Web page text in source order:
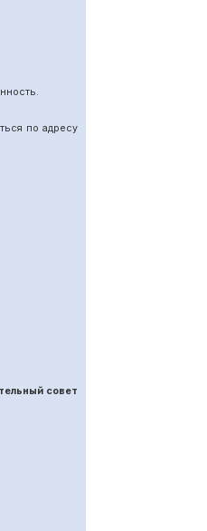
по адресу
совет